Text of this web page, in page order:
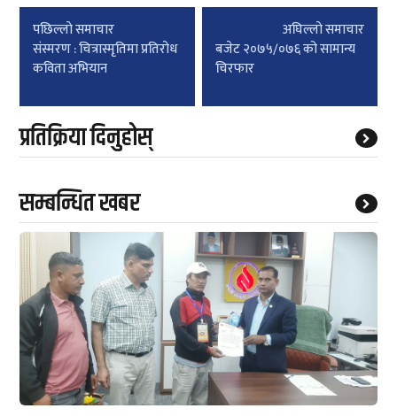
Post
navigation
पछिल्लाे समाचार
संस्मरण : चित्रास्मृतिमा प्रतिरोध
कविता अभियान
अघिल्लाे समाचार
बजेट २०७५/०७६ को सामान्य
चिरफार
प्रतिक्रिया दिनुहोस्
सम्बन्धित खबर